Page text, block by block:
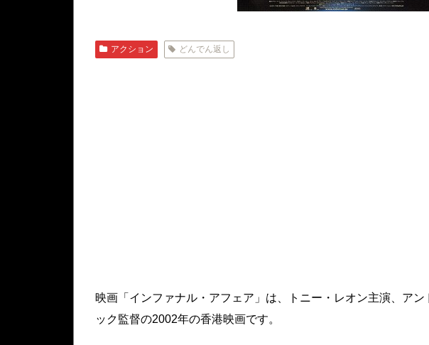
アクション どんでん返し
映画「インファナル・アフェア」は、トニー・レオン主演、ア
ック監督の2002年の香港映画です。